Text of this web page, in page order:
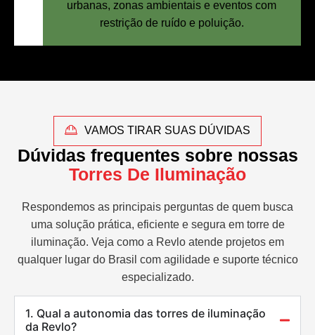
urbanas, zonas ambientais e eventos com
restrição de ruído e poluição.
VAMOS TIRAR SUAS DÚVIDAS
Dúvidas frequentes sobre nossas
Torres De Iluminação
Respondemos as principais perguntas de quem busca
uma solução prática, eficiente e segura em torre de
iluminação. Veja como a Revlo atende projetos em
qualquer lugar do Brasil com agilidade e suporte técnico
especializado.
1. Qual a autonomia das torres de iluminação
da Revlo?